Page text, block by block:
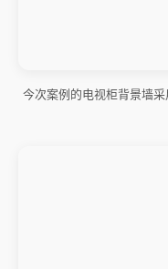
今次案例的电视柜背景墙